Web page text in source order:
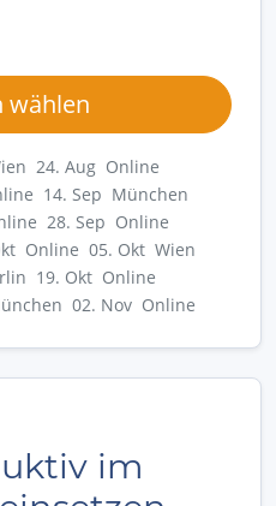
wählen
24. Aug Online
14. Sep München
28. Sep Online
Online 05. Okt Wien
19. Okt Online
02. Nov Online
im